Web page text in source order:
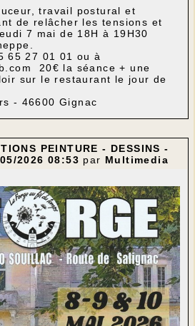
travail postural et
de relâcher les tensions et
7 mai de 18H à 19H30
65 27 01 01 ou à
20€ la séance + une
sur le restaurant le jour de
- 46600 Gignac
PEINTURE - DESSINS -
2026 08:53 par Multimedia